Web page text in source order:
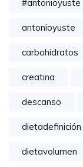
#antonioyuste
antonioyuste
carbohidratos
creatina
descanso
dietadefinición
dietavolumen